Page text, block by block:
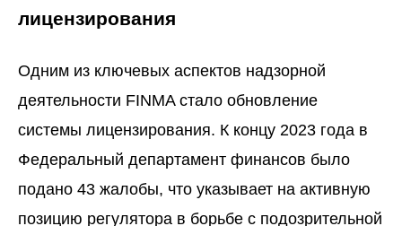
лицензирования
Одним из ключевых аспектов надзорной
деятельности FINMA стало обновление
системы лицензирования. К концу 2023 года в
Федеральный департамент финансов было
подано 43 жалобы, что указывает на активную
позицию регулятора в борьбе с подозрительной